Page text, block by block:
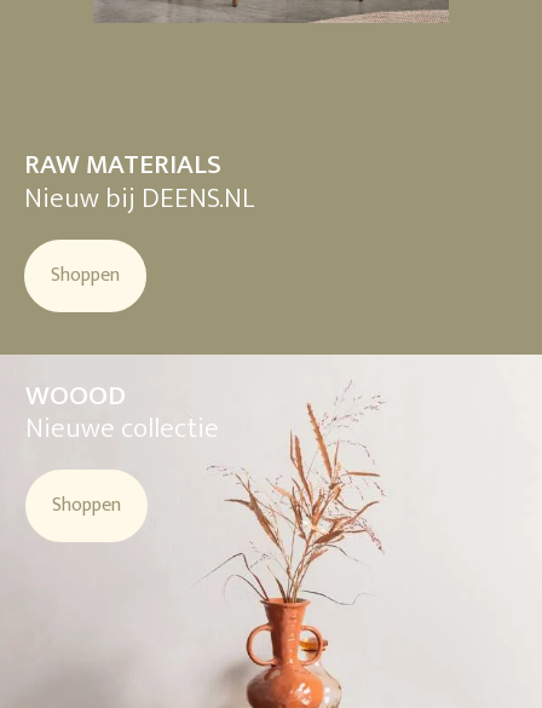
RAW MATERIALS
Nieuw bij DEENS.NL
Shoppen
WOOOD
Nieuwe collectie
Shoppen